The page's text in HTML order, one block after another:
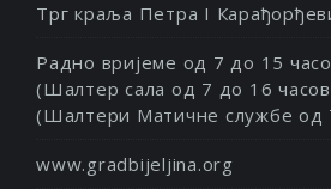
Трг краља Петра I
Радно вријеме од 7 до 15
(Шалтер сала од 7 до 16
(Шалтери Матичне службе од
www.gradbijeljina.org